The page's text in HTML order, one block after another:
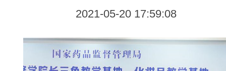
2021-05-20 17:59:08